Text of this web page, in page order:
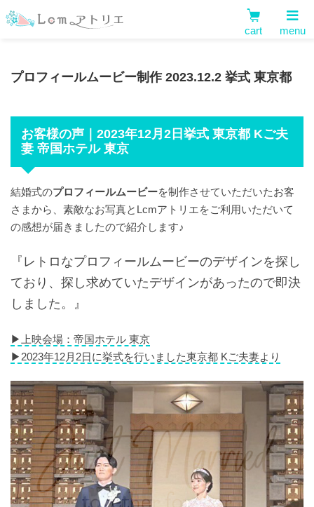
cart menu
プロフィールムービー制作 2023.12.2 挙式 東京都
お客様の声｜2023年12月2日挙式 東京都 Kご夫
妻 帝国ホテル 東京
結婚式のプロフィールムービーを制作させていただいたお客
さまから、素敵なお写真とLcmアトリエをご利用いただいて
の感想が届きましたので紹介します♪
『レトロなプロフィールムービーのデザインを探し
ており、探し求めていたデザインがあったので即決
しました。』
▶︎上映会場：帝国ホテル 東京
▶︎2023年12月2日に挙式を行いました東京都 Kご夫妻より